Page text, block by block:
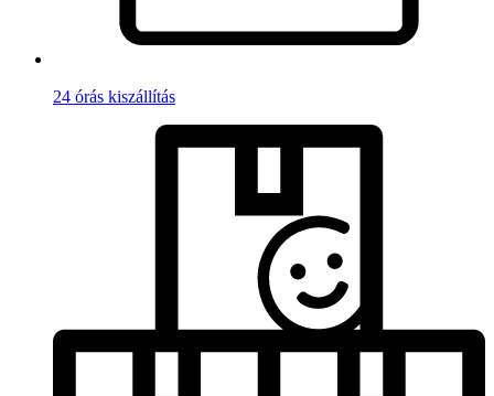
24 órás kiszállítás